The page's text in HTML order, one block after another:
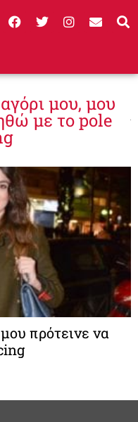
μου, μου
με το pole
πρότεινε να